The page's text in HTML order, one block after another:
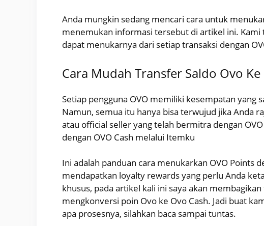
Anda mungkin sedang mencari cara untuk
menemukan informasi tersebut di artikel ini. Kami
dapat menukarnya dari setiap transaksi dengan
Cara Mudah Transfer Saldo Ovo
Setiap pengguna OVO memiliki kesempatan yang
Namun, semua itu hanya bisa terwujud jika Anda
atau official seller yang telah bermitra dengan
dengan OVO Cash melalui Itemku
Ini adalah panduan cara menukarkan OVO Points
mendapatkan loyalty rewards yang perlu Anda
khusus, pada artikel kali ini saya akan
mengkonversi poin Ovo ke Ovo Cash. Jadi buat
apa prosesnya, silahkan baca sampai tuntas.